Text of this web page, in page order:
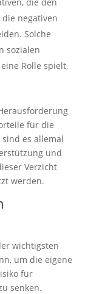
negativen
Solche
sozialen
Rolle spielt,
für die
es allemal
und
Verzicht
werden.
wichtigsten
um die eigene
für
senken.